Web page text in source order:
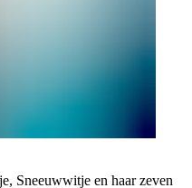
Sneeuwwitje en haar zeven